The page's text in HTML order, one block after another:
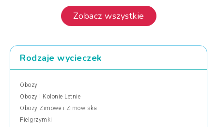
Zobacz wszystkie
Rodzaje wycieczek
Obozy
Obozy i Kolonie Letnie
Obozy Zimowe i Zimowiska
Pielgrzymki